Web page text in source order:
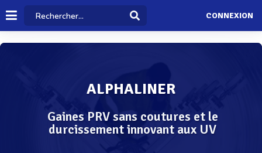
CONNEXION
ALPHALINER
Gaines PRV sans coutures et le
durcissement innovant aux UV